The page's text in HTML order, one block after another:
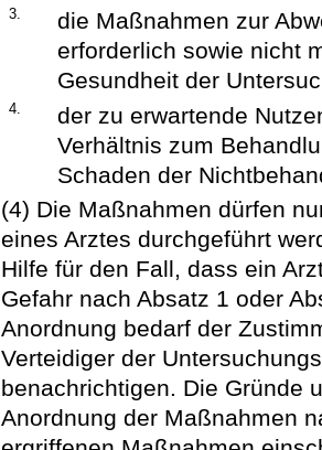
3.
die Maßnahmen zur
erforderlich sowie nicht
Gesundheit der
4.
der zu erwartende
Verhältnis zum
Schaden der
(4) Die Maßnahmen dürfen
eines Arztes durchgeführt
Hilfe für den Fall, dass ein
Gefahr nach Absatz 1 oder
Anordnung bedarf der
Verteidiger der
benachrichtigen. Die Gründe
Anordnung der Maßnahmen